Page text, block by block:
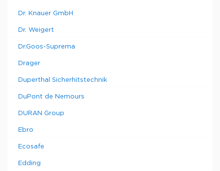
Dr. Knauer GmbH
Dr. Weigert
Dr.Goos-Suprema
Drager
Duperthal Sicherhitstechnik
DuPont de Nemours
DURAN Group
Ebro
Ecosafe
Edding